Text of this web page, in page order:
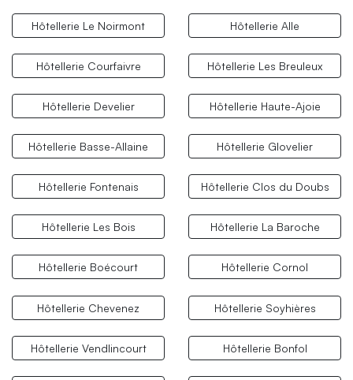
Hôtellerie Le Noirmont Hôtellerie Alle
Hôtellerie Courfaivre Hôtellerie Les Breuleux
Hôtellerie Develier Hôtellerie Haute-Ajoie
Hôtellerie Basse-Allaine Hôtellerie Glovelier
Hôtellerie Fontenais Hôtellerie Clos du Doubs
Hôtellerie Les Bois Hôtellerie La Baroche
Hôtellerie Boécourt Hôtellerie Cornol
Hôtellerie Chevenez Hôtellerie Soyhières
Hôtellerie Vendlincourt Hôtellerie Bonfol